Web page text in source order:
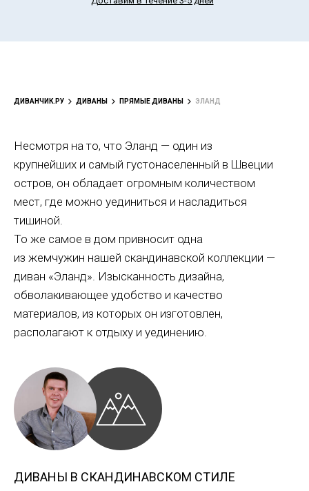
ДИВАНЧИК.РУ ДИВАНЫ ПРЯМЫЕ ДИВАНЫ ЭЛАНД
Несмотря на то, что Эланд — один из
крупнейших и самый густонаселенный в Швеции
остров, он обладает огромным количеством
мест, где можно уединиться и насладиться
тишиной.
То же самое в дом привносит одна
из жемчужин нашей скандинавской коллекции —
диван «Эланд». Изысканность дизайна,
обволакивающее удобство и качество
материалов, из которых он изготовлен,
располагают к отдыху и уединению.
ДИВАНЫ В СКАНДИНАВСКОМ СТИЛЕ